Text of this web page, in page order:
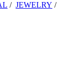
/ JEWELRY /